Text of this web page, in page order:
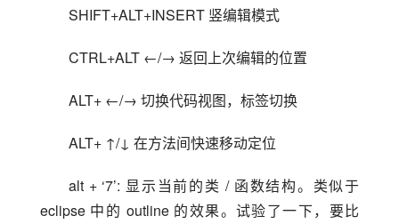
SHIFT+ALT+INSERT 竖编辑模式
CTRL+ALT ←/→ 返回上次编辑的位置
ALT+ ←/→ 切换代码视图，标签切换
ALT+ ↑/↓ 在方法间快速移动定位
alt + ‘7’: 显示当前的类 / 函数结构。类似于
eclipse 中的 outline 的效果。试验了一下，要比